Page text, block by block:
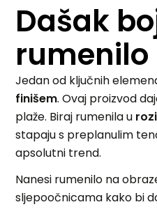
Dašak
rumenilo
Jedan od ključnih
finišem. Ovaj proizvod
plaže. Biraj rumenila u
stapaju s preplanulim
apsolutni trend.
Nanesi rumenilo na
sljepoočnicama kako bi